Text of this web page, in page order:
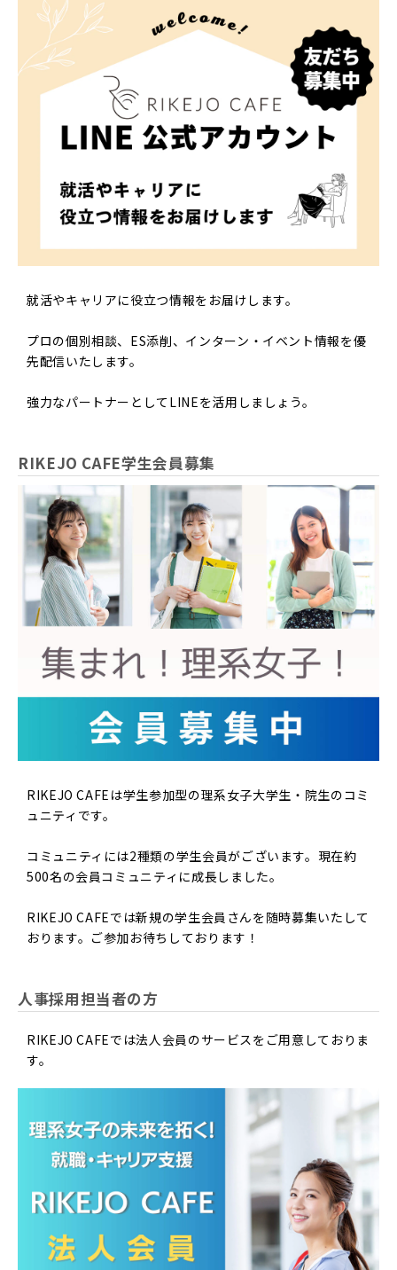
就活やキャリアに役立つ情報をお届けします。
プロの個別相談、ES添削、インターン・イベント情報を優
先配信いたします。
強力なパートナーとしてLINEを活用しましょう。
RIKEJO CAFE学生会員募集
RIKEJO CAFEは学生参加型の理系女子大学生・院生のコミ
ュニティです。
コミュニティには2種類の学生会員がございます。現在約
500名の会員コミュニティに成長しました。
RIKEJO CAFEでは新規の学生会員さんを随時募集いたして
おります。ご参加お待ちしております！
人事採用担当者の方
RIKEJO CAFEでは法人会員のサービスをご用意しておりま
す。